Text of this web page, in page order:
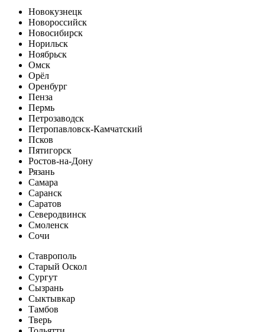
Новокузнецк
Новороссийск
Новосибирск
Норильск
Ноябрьск
Омск
Орёл
Оренбург
Пенза
Пермь
Петрозаводск
Петропавловск-Камчатский
Псков
Пятигорск
Ростов-на-Дону
Рязань
Самара
Саранск
Саратов
Северодвинск
Смоленск
Сочи
Ставрополь
Старый Оскол
Сургут
Сызрань
Сыктывкар
Тамбов
Тверь